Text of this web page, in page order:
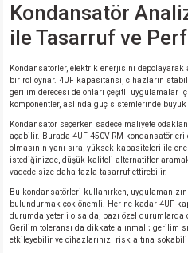
Kondansatör
ile Tasarruf ve
Kondansatörler, elektrik enerjisini
bir rol oynar. 4UF kapasitansı, cihazların
gerilim derecesi de onları çeşitli uygulamalar
komponentler, aslında güç sistemlerinde
Kondansatör seçerken sadece maliyete
açabilir. Burada 4UF 450V RM kondansatörleri
olmasının yanı sıra, yüksek kapasiteleri ile
istediğinizde, düşük kaliteli alternatifler
vadede size daha fazla tasarruf ettirebilir.
Bu kondansatörleri kullanırken,
bulundurmak çok önemli. Her ne kadar 4UF
durumda yeterli olsa da, bazı özel
Gerilim toleransı da dikkate alınmalı; gerilim
etkileyebilir ve cihazlarınızı risk altına